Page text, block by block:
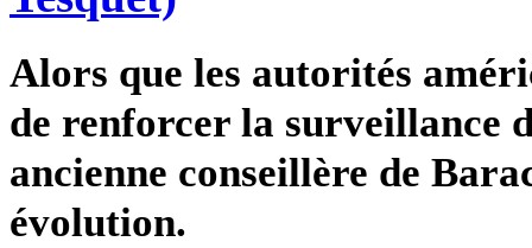
Alors que les autorités
de renforcer la surveillance
ancienne conseillère de
évolution.